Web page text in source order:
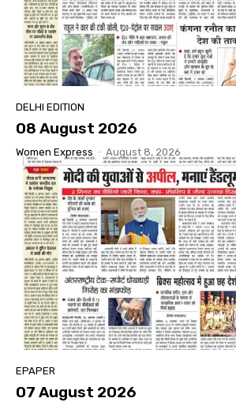
DELHI EDITION
08 August 2026
Women Express - August 8, 2026
EPAPER
07 August 2026